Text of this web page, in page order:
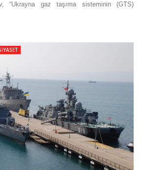
“Ukrayna gaz taşıma sisteminin (GTS)